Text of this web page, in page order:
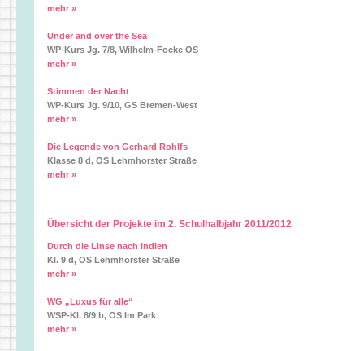
mehr »
Under and over the Sea
WP-Kurs Jg. 7/8, Wilhelm-Focke OS
mehr »
Stimmen der Nacht
WP-Kurs Jg. 9/10, GS Bremen-West
mehr »
Die Legende von Gerhard Rohlfs
Klasse 8 d, OS Lehmhorster Straße
mehr »
Übersicht der Projekte im 2. Schulhalbjahr 2011/2012
Durch die Linse nach Indien
Kl. 9 d, OS Lehmhorster Straße
mehr »
WG „Luxus für alle“
WSP-Kl. 8/9 b, OS Im Park
mehr »